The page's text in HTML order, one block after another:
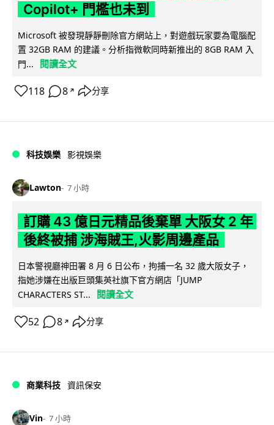
Copilot+ 門檻也未到
Microsoft 被發現靜靜刪除官方網站上，對遊戲玩家要為電腦配
置 32GB RAM 的建議。分析指微軟同時新推出的 8GB RAM 入
門...
閱讀全文
118 8 ↗ 分享
科技娛樂 影視娛樂
Lawton 7 小時
訂購 43 億日元精品後棄單 大阪女 2 年
後終被捕 涉海賊王,火影周邊產品
日本警視廳神田署 8 月 6 日公布，拘捕一名 32 歲大阪女子，
指她涉嫌在出版巨頭集英社旗下官方網店「JUMP
CHARACTERS ST...
閱讀全文
52 8 ↗ 分享
商業科技 資訊保安
Vin 7 小時